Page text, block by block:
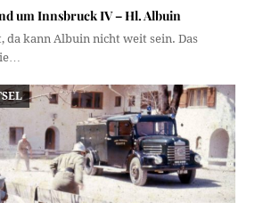
um Innsbruck IV – Hl. Albuin
da kann Albuin nicht weit sein. Das